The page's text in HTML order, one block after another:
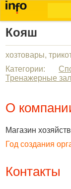
Кояш
хозтовары,
Категории:
Тренажерные
О
Магазин
Год создания
Контакты